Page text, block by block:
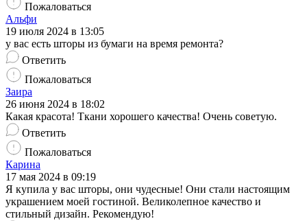
Пожаловаться
Альфи
19 июля 2024 в 13:05
у вас есть шторы из бумаги на время ремонта?
Ответить
Пожаловаться
Заира
26 июня 2024 в 18:02
Какая красота! Ткани хорошего качества! Очень советую.
Ответить
Пожаловаться
Карина
17 мая 2024 в 09:19
Я купила у вас шторы, они чудесные! Они стали настоящим
украшением моей гостиной. Великолепное качество и
стильный дизайн. Рекомендую!